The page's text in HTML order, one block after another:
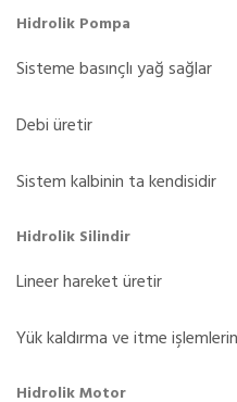
Hidrolik Pompa
Sisteme basınçlı yağ sağlar
Debi üretir
Sistem kalbinin ta kendisidir
Hidrolik Silindir
Lineer hareket üretir
Yük kaldırma ve itme
Hidrolik Motor